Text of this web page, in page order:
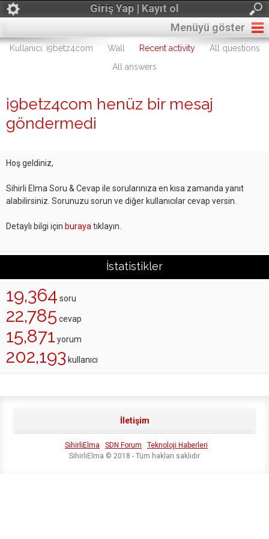
Giriş Yap | Kayıt ol
Menüyü göster
Kullanıcı: i9betz4com Wall Recent activity
All questions
All answers
i9betz4com henüz bir mesaj
göndermedi
Hoş geldiniz,
Sihirli Elma Soru & Cevap ile sorularınıza en kısa zamanda yanıt
alabilirsiniz. Sorunuzu sorun ve diğer kullanıcılar cevap versin.
Detaylı bilgi için buraya tıklayın.
İstatistikler
19,364 soru
22,785 cevap
15,871 yorum
202,193 kullanıcı
İletişim
SihirliElma SDN Forum
Teknoloji Haberleri
SihirliElma © 2018 - Tüm hakları saklıdır